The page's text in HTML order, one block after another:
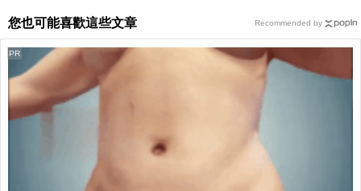
您也可能喜歡這些文章
PR
Recommended by